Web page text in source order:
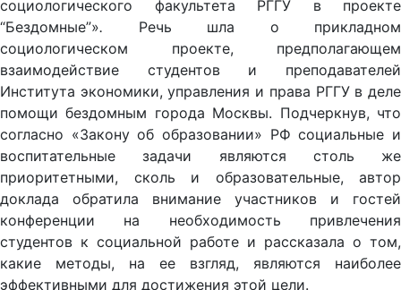
социологического факультета РГГУ в проекте
“Бездомные”». Речь шла о прикладном
социологическом проекте, предполагающем
взаимодействие студентов и преподавателей
Института экономики, управления и права РГГУ в деле
помощи бездомным города Москвы. Подчеркнув, что
согласно «Закону об образовании» РФ социальные и
воспитательные задачи являются столь же
приоритетными, сколь и образовательные, автор
доклада обратила внимание участников и гостей
конференции на необходимость привлечения
студентов к социальной работе и рассказала о том,
какие методы, на ее взгляд, являются наиболее
эффективными для достижения этой цели.